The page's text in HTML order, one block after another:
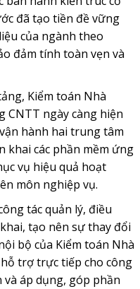
đã tạo tiền đề vững
của ngành theo
đảm tính toàn vẹn và
Kiểm toán Nhà
CNTT ngày càng hiện
hành hai trung tâm
khai các phần mềm ứng
vụ hiệu quả hoạt
môn nghiệp vụ.
tác quản lý, điều
tạo nên sự thay đổi
bộ của Kiểm toán Nhà
trợ trực tiếp cho công
áp dụng, góp phần